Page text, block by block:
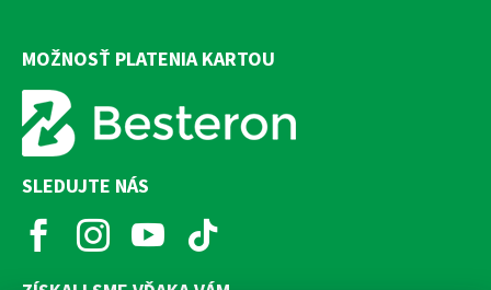
MOŽNOSŤ PLATENIA KARTOU
SLEDUJTE NÁS